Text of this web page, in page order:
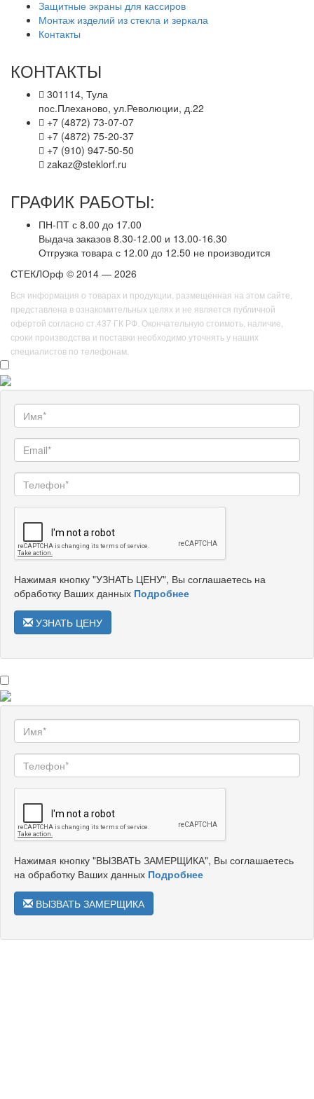
Защитные экраны для кассиров
Монтаж изделий из стекла и зеркала
Контакты
КОНТАКТЫ
301114, Тула
пос.Плеханово, ул.Революции, д.22
+7 (4872) 73-07-07
+7 (4872) 75-20-37
+7 (910) 947-50-50
zakaz@steklorf.ru
ГРАФИК РАБОТЫ:
ПН-ПТ с 8.00 до 17.00
Выдача заказов 8.30-12.00 и 13.00-16.30
Отгрузка товара с 12.00 до 12.50 не производится
СТЕКЛОрф © 2014 — 2026
Вся информация о товарах и продукции, размещенная на этом сайте,
представлена в ознакомительных целях и не является публичной
офертой согласно ст.437 ГК РФ. Окончательную стоимоть, наличие,
сроки производства и поставки необходимо уточнять у наших
специалистов по телефонам.
Нажимая кнопку "УЗНАТЬ ЦЕНУ", Вы соглашаетесь на
обработку Ваших данных Подробнее
УЗНАТЬ ЦЕНУ
Нажимая кнопку "ВЫЗВАТЬ ЗАМЕРЩИКА", Вы соглашаетесь
на обработку Ваших данных Подробнее
ВЫЗВАТЬ ЗАМЕРЩИКА